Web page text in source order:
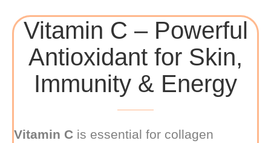
Vitamin C – Powerful
Antioxidant for Skin,
Immunity & Energy
Vitamin C is essential for collagen